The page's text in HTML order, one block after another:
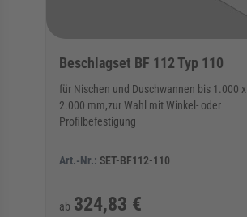
Beschlagset BF 112 Typ 110
für Nischen und Duschwannen bis 1.000 x
2.000 mm,zur Wahl mit Winkel- oder
Profilbefestigung
Art.-Nr.: SET-BF112-110
ab 324,83 €